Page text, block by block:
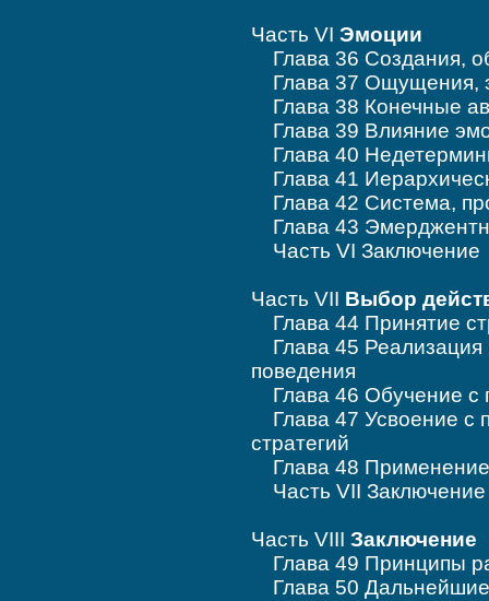
Часть VI Эмоции
Глава 36 Создания,
Глава 37 Ощущения,
Глава 38 Конечные
Глава 39 Влияние
Глава 40
Глава 41
Глава 42 Система,
Глава 43
Часть VI Заключение
Часть VII Выбор
Глава 44 Принятие
Глава 45 Реализация
поведения
Глава 46 Обучение с
Глава 47 Усвоение с
стратегий
Глава 48
Часть VII Заключение
Часть VIII Заключение
Глава 49 Принципы
Глава 50 Дальнейшие